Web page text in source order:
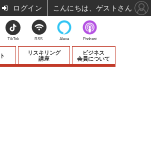
リスキリング
講座
ビジネス
会員について
TikTok RSS Alexa Podcast
ログイン こんにちは、ゲストさん